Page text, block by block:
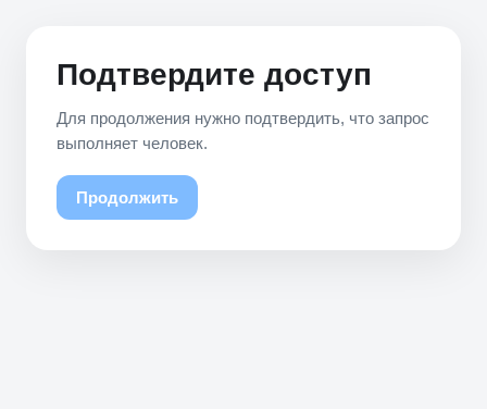
Подтвердите доступ
Для продолжения нужно подтвердить, что запрос
выполняет человек.
Продолжить